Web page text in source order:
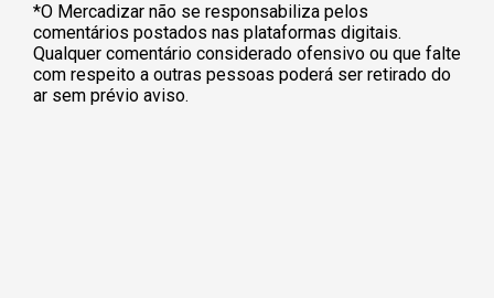
*O Mercadizar não se responsabiliza pelos
comentários postados nas plataformas digitais.
Qualquer comentário considerado ofensivo ou que falte
com respeito a outras pessoas poderá ser retirado do
ar sem prévio aviso.